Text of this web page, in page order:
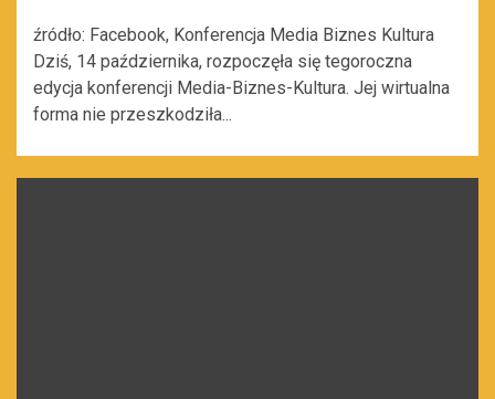
źródło: Facebook, Konferencja Media Biznes Kultura
Dziś, 14 października, rozpoczęła się tegoroczna
edycja konferencji Media-Biznes-Kultura. Jej wirtualna
forma nie przeszkodziła...